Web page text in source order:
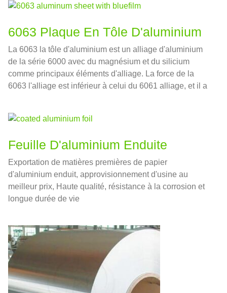
6063 Plaque En Tôle D'aluminium
La 6063 la tôle d'aluminium est un alliage d'aluminium
de la série 6000 avec du magnésium et du silicium
comme principaux éléments d'alliage. La force de la
6063 l'alliage est inférieur à celui du 6061 alliage, et il a
Feuille D'aluminium Enduite
Exportation de matières premières de papier
d'aluminium enduit, approvisionnement d'usine au
meilleur prix, Haute qualité, résistance à la corrosion et
longue durée de vie